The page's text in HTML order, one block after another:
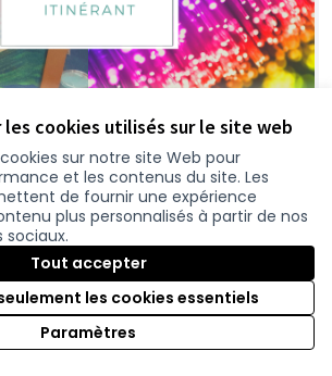
cookies utilisés sur le site web
sur notre site Web pour
et les contenus du site. Les
de fournir une expérience
plus personnalisés à partir de nos
sociaux.
Tout accepter
les cookies essentiels
Paramètres
espace multi-
Retenue
0